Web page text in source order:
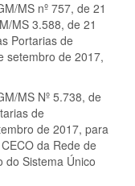
MS nº 757, de 21
MS 3.588, de 21
Portarias de
setembro de 2017,
MS Nº 5.738, de
de
de 2017, para
da Rede de
do Sistema Único